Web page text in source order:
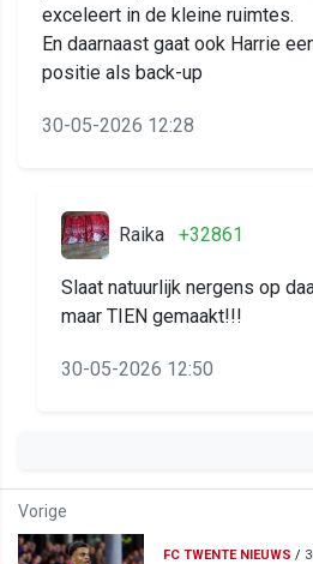
exceleert in de kleine ruimtes.
En daarnaast gaat ook Harrie
positie als back-up
30-05-2026 12:28
Raika +32861
Slaat natuurlijk nergens op
maar TIEN gemaakt!!!
30-05-2026 12:50
Vorige
FC TWENTE NIEUWS /